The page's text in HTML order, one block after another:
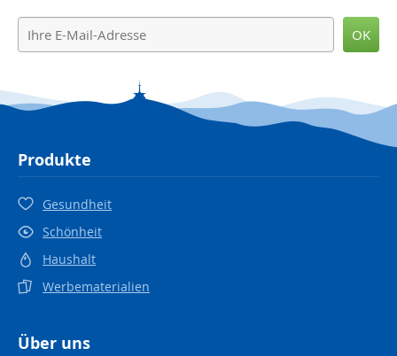
OK
Produkte
Gesundheit
Schönheit
Haushalt
Werbematerialien
Über uns